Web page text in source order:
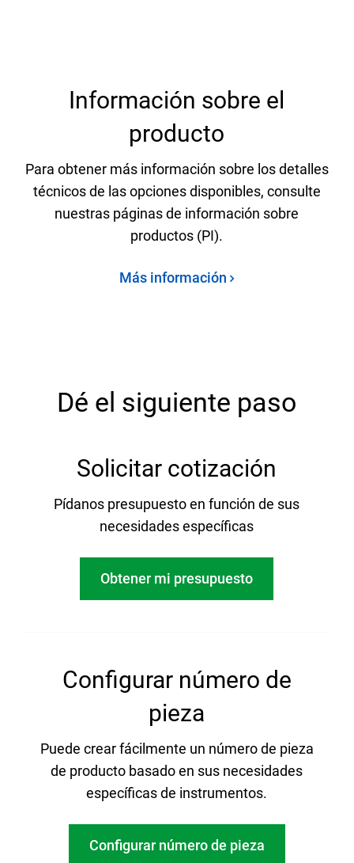
Información sobre el
producto
Para obtener más información sobre los detalles
técnicos de las opciones disponibles, consulte
nuestras páginas de información sobre
productos (PI).
Más información
Dé el siguiente paso
Solicitar cotización
Pídanos presupuesto en función de sus
necesidades específicas
Obtener mi presupuesto
Configurar número de
pieza
Puede crear fácilmente un número de pieza
de producto basado en sus necesidades
específicas de instrumentos.
Configurar número de pieza